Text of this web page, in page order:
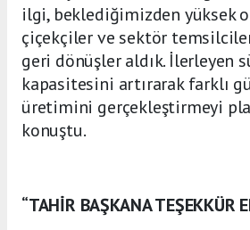
ilgi, beklediğimizden yüksek
çiçekçiler ve sektör
geri dönüşler aldık. İlerleyen
kapasitesini artırarak farklı
üretimini gerçekleştirmeyi
konuştu.
“TAHİR BAŞKANA TEŞEKKÜR